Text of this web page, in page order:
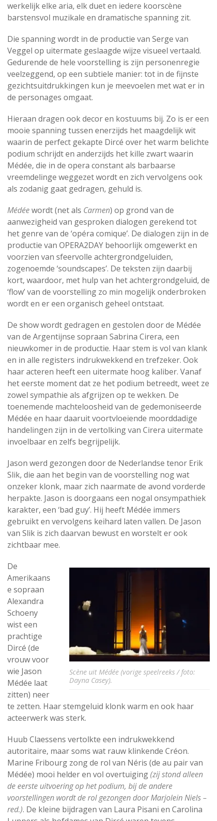
werkelijk elke aria, elk duet en iedere koorscène
barstensvol muzikale en dramatische spanning zit.
Die spanning wordt in de productie van Serge van
Veggel op uitermate geslaagde wijze visueel vertaald.
Gedurende de hele voorstelling is zijn personenregie
veelzeggend, op een subtiele manier: tot in de fijnste
gezichtsuitdrukkingen kun je meevoelen met wat er in
de personages omgaat.
Hieraan dragen ook decor en kostuums bij. Zo is er een
mooie spanning tussen enerzijds het maagdelijk wit
waarin de perfect gekapte Dircé over het warm belichte
podium schrijdt en anderzijds het kille zwart waarin
Médée, die in de opera constant als barbaarse
vreemdelinge weggezet wordt en zich vervolgens ook
als zodanig gaat gedragen, gehuld is.
Médéewordt (net als Carmen) op grond van de
aanwezigheid van gesproken dialogen gerekend tot
het genre van de ‘opéra comique’. De dialogen zijn in de
productie van OPERA2DAY behoorlijk omgewerkt en
voorzien van sfeervolle achtergrondgeluiden,
zogenoemde ‘soundscapes’. De teksten zijn daarbij
kort, waardoor, met hulp van het achtergrondgeluid, de
‘flow’ van de voorstelling zo min mogelijk onderbroken
wordt en er een organisch geheel ontstaat.
De show wordt gedragen en gestolen door de Médée
van de Argentijnse sopraan Sabrina Cirera, een
nieuwkomer in de productie. Haar stem is vol van klank
en in alle registers indrukwekkend en trefzeker. Ook
haar acteren heeft een uitermate hoog kaliber. Vanaf
het eerste moment dat ze het podium betreedt, weet ze
zowel sympathie als afgrijzen op te wekken. De
toenemende machteloosheid van de gedemoniseerde
Médée en haar daaruit voortvloeiende moorddadige
handelingen zijn in de vertolking van Cirera uitermate
invoelbaar en zelfs begrijpelijk.
Jason werd gezongen door de Nederlandse tenor Erik
Slik, die aan het begin van de voorstelling nog wat
onzeker klonk, maar zich naarmate de avond vorderde
herpakte. Jason is doorgaans een nogal onsympathiek
karakter, een ‘bad guy’. Hij heeft Médée immers
gebruikt en vervolgens keihard laten vallen. De Jason
van Slik is zich daarvan bewust en worstelt er ook
zichtbaar mee.
Scène uit Médée (vorige speelreeks / foto:
Dayna Casey).
De
Amerikaans
e sopraan
Alexandra
Schoeny
wist een
prachtige
Dircé (de
vrouw voor
wie Jason
Médée laat
zitten) neer
te zetten. Haar stemgeluid klonk warm en ook haar
acteerwerk was sterk.
Huub Claessens vertolkte een indrukwekkend
autoritaire, maar soms wat rauw klinkende Créon.
Marine Fribourg zong de rol van Néris (de au pair van
Médée) mooi helder en vol overtuiging(zij stond alleen
de eerste uitvoering op het podium, bij de andere
voorstellingen wordt de rol gezongen door Marjolein Niels –
red.). De kleine bijdragen van Laura Pisani en Carolina